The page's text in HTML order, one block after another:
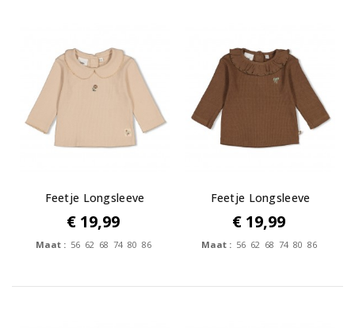
Feetje Longsleeve
pointelle rib...
€ 19,99
Maat : 56 62 68 74 80 86
Feetje Longsleeve
pointelle rib...
€ 19,99
Maat : 56 62 68 74 80 86